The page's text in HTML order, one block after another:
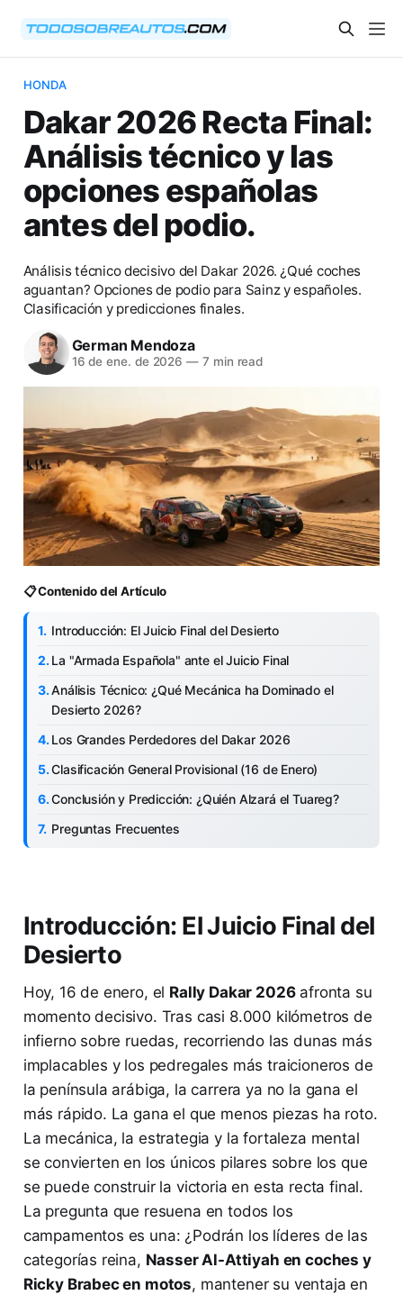
HONDA
Dakar 2026 Recta Final:
Análisis técnico y las
opciones españolas
antes del podio.
Análisis técnico decisivo del Dakar 2026. ¿Qué coches
aguantan? Opciones de podio para Sainz y españoles.
Clasificación y predicciones finales.
German Mendoza
16 de ene. de 2026 — 7 min read
📋 Contenido del Artículo
Introducción: El Juicio Final del Desierto
La "Armada Española" ante el Juicio Final
Análisis Técnico: ¿Qué Mecánica ha Dominado el
Desierto 2026?
Los Grandes Perdedores del Dakar 2026
Clasificación General Provisional (16 de Enero)
Conclusión y Predicción: ¿Quién Alzará el Tuareg?
Preguntas Frecuentes
Introducción: El Juicio Final del
Desierto
Hoy, 16 de enero, el Rally Dakar 2026afronta su
momento decisivo. Tras casi 8.000 kilómetros de
infierno sobre ruedas, recorriendo las dunas más
implacables y los pedregales más traicioneros de
la península arábiga, la carrera ya no la gana el
más rápido. La gana el que menos piezas ha roto.
La mecánica, la estrategia y la fortaleza mental
se convierten en los únicos pilares sobre los que
se puede construir la victoria en esta recta final.
La pregunta que resuena en todos los
campamentos es una: ¿Podrán los líderes de las
categorías reina, Nasser Al-Attiyah en coches y
Ricky Brabec en motos, mantener su ventaja en